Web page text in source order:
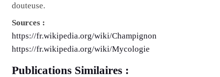
douteuse.
Sources :
https://fr.wikipedia.org/wiki/Champignon
https://fr.wikipedia.org/wiki/Mycologie
Publications Similaires :